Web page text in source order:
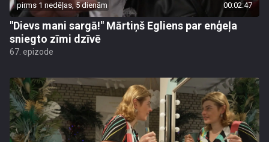
pirms 1 nedēļas, 5 dienām 00:02:47
"Dievs mani sargā!" Mārtiņš Egliens par enģeļa
sniegto zīmi dzīvē
67. epizode